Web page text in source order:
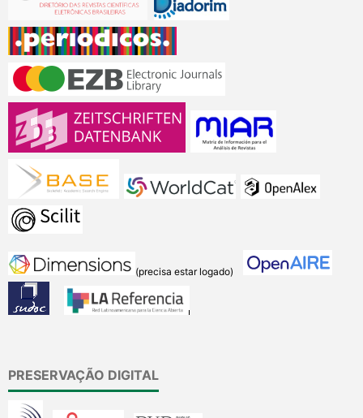
(precisa estar logado)
PRESERVAÇÃO DIGITAL